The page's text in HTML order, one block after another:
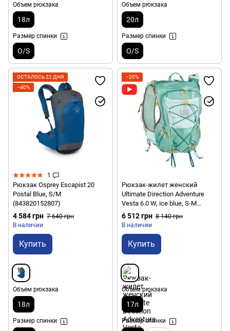
Объем рюкзака
18л
Размер спинки
O/S
Объем рюкзака
20л
Размер спинки
O/S
ОСТАЛОСЬ 22 ДНЯ
−40%
1
Рюкзак Osprey Escapist 20
Postal Blue, S/M
(843820152807)
4 584 грн 7 640 грн
В наличии
Купить
Объем рюкзака
18л
Размер спинки
−20%
Рюкзак-жилет женский
Ultimate Direction Adventure
Vesta 6.0 W, ice blue, S-M
(054003855051)
6 512 грн 8 140 грн
В наличии
Купить
Объем рюкзака
17л
Размер спинки